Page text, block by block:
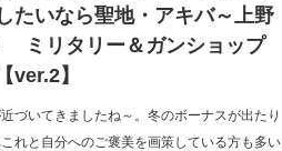
たいなら聖地・アキバ～上野
ミリタリー＆ガンショップ
ver.2】
づいてきましたね～。冬のボーナスが出たり
れと自分へのご褒美を画策している方も多い